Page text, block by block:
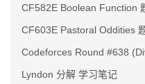
CF582E Boolean Function
CF603E Pastoral Oddities
Codeforces Round #638
Lyndon 分解 学习笔记